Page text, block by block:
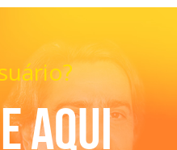
aqui